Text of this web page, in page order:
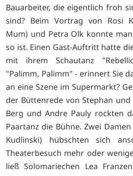
Bauarbeiter, die eigentlich froh
sind? Beim Vortrag von Rosi
Mum) und Petra Olk konnte
so ist. Einen Gast-Auftritt hatte
mit ihrem Schautanz
"Palimm, Palimm" - erinnert Sie
an eine Szene im Supermarkt?
der Büttenrede von Stephan und
Berg und Andre Pauly rockten
Paartanz die Bühne. Zwei
Kudlinski) hübschten sich
Theaterbesuch mehr oder
ließ Solomariechen Lea